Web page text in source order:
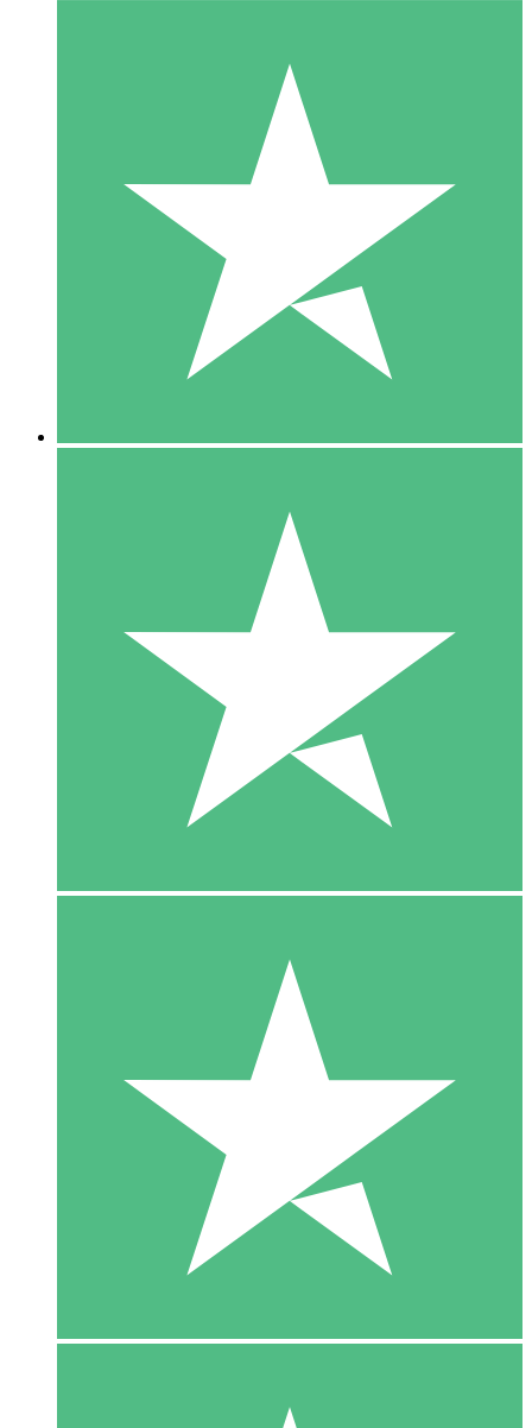
Individuella Kreditpaket
Betala per användning med nedladdningskrediter. Inget
1 Nedladdningar
10 00
10 Nedladdningar
20 00